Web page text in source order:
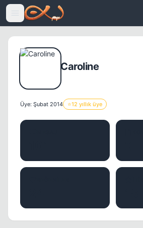
Icerige atla
Caroline
Üye: Şubat 2014 ⭐12 yıllık üye